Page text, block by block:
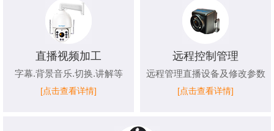
直播视频加工
字幕.背景音乐.切换.讲解等
[点击查看详情]
远程控制管理
远程管理直播设备及修改参数
[点击查看详情]